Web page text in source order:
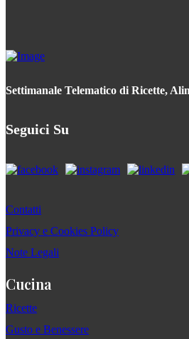
Settimanale Telematico di Ricette,
Seguici Su
Contatti
Privacy e Cookies Policy
Note Legali
Cucina
Ricette
Gusto e Benessere